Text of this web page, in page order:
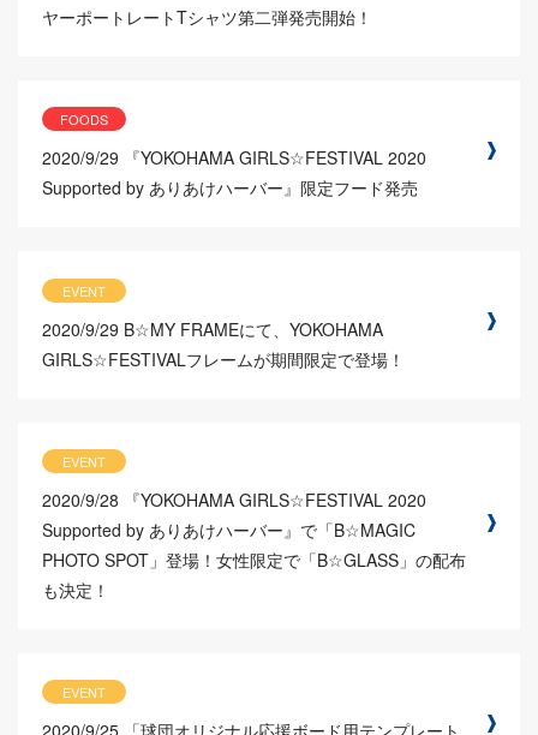
ヤーポートレートTシャツ第二弾発売開始！
FOODS
2020/9/29
『YOKOHAMA GIRLS☆FESTIVAL 2020
Supported by ありあけハーバー』限定フード発売
EVENT
2020/9/29 B☆MY FRAMEにて、YOKOHAMA
GIRLS☆FESTIVALフレームが期間限定で登場！
EVENT
2020/9/28
『YOKOHAMA GIRLS☆FESTIVAL 2020
Supported by ありあけハーバー』で「B☆MAGIC
PHOTO SPOT」登場！女性限定で「B☆GLASS」の配布
も決定！
EVENT